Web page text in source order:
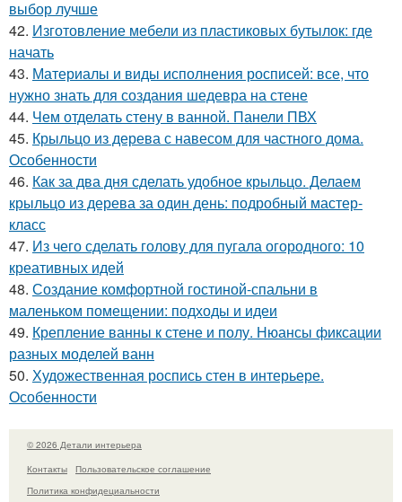
выбор лучше
42. Изготовление мебели из пластиковых бутылок: где
начать
43. Материалы и виды исполнения росписей: все, что
нужно знать для создания шедевра на стене
44. Чем отделать стену в ванной. Панели ПВХ
45. Крыльцо из дерева с навесом для частного дома.
Особенности
46. Как за два дня сделать удобное крыльцо. Делаем
крыльцо из дерева за один день: подробный мастер-
класс
47. Из чего сделать голову для пугала огородного: 10
креативных идей
48. Создание комфортной гостиной-спальни в
маленьком помещении: подходы и идеи
49. Крепление ванны к стене и полу. Нюансы фиксации
разных моделей ванн
50. Художественная роспись стен в интерьере.
Особенности
© 2026 Детали интерьера
Контакты
Пользовательское соглашение
Политика конфидециальности